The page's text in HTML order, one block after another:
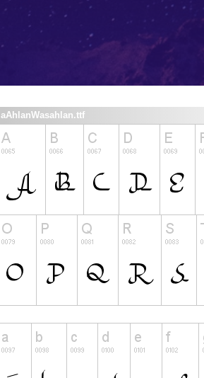
aAhlanWasahlan.ttf